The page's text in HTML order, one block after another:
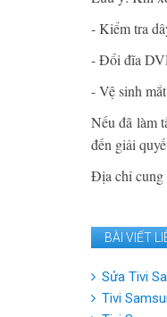
- Kiểm tra
- Đổi đĩa
- Vệ sinh
Nếu đã làm
đến giải
Địa chỉ cung
BÀI VIẾT
Sửa Tivi
Tivi